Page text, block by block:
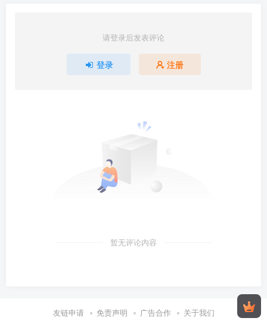
请登录后发表评论
登录 注册
暂无评论内容
友链申请 免责声明 广告合作 关于我们